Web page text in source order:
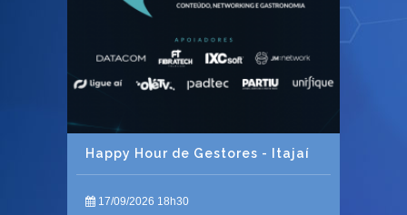
Happy Hour de Gestores - Itajaí
17/09/2026 18h30